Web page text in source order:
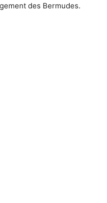
des Bermudes.